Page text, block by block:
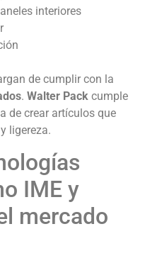
interiores
de cumplir con la
. Walter Pack cumple
de crear artículos que
ligereza.
IME y
mercado